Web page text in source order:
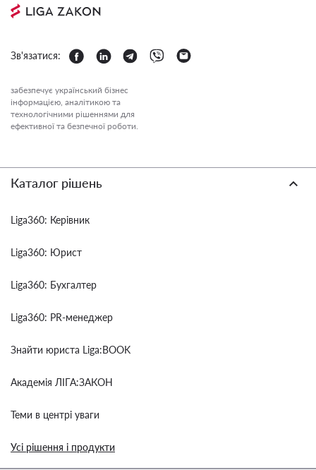
Зв'язатися:
забезпечує український бізнес
інформацією, аналітикою та
технологічними рішеннями для
ефективної та безпечної роботи.
Каталог рішень
Liga360: Керівник
Liga360: Юрист
Liga360: Бухгалтер
Liga360: PR-менеджер
Знайти юриста Liga:BOOK
Академія ЛІГА:ЗАКОН
Теми в центрі уваги
Усі рішення і продукти